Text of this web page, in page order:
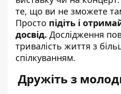
те, що ви не зможете
Просто підіть і
досвід. Дослідження
тривалість життя з
спілкуванням.
Дружіть з